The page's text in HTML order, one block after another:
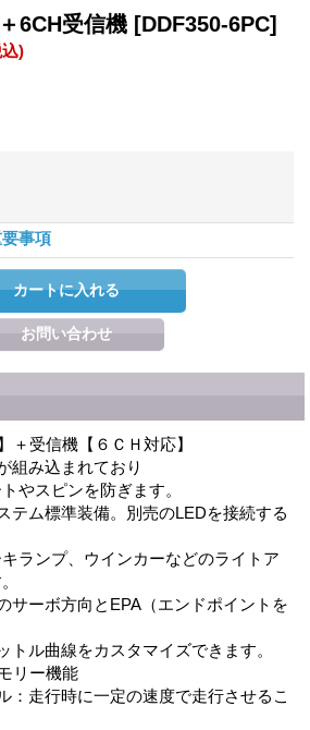
6CH受信機 [DDF350-6PC]
)
事項
＋受信機【６ＣＨ対応】
組み込まれており
やスピンを防ぎます。
テム標準装備。別売のLEDを接続する
ランプ、ウインカーなどのライトア
サーボ方向とEPA（エンドポイントを
トル曲線をカスタマイズできます。
リー機能
：走行時に一定の速度で走行させるこ